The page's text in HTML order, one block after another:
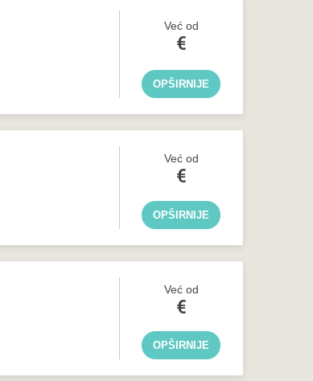
Već od
€
OPŠIRNIJE
Već od
€
OPŠIRNIJE
Već od
€
OPŠIRNIJE